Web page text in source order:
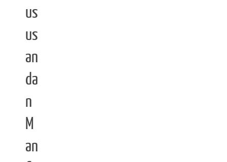
us
us
an
da
n
M
an